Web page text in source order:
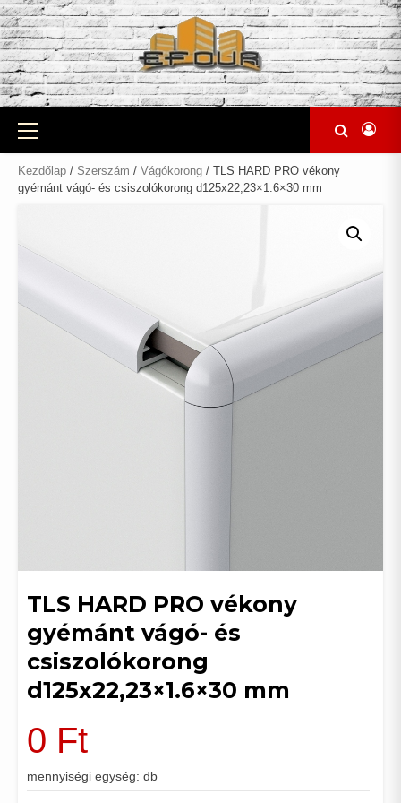
Skip
to
content
Primary
Menu
Kezdőlap / Szerszám / Vágókorong / TLS HARD PRO vékony
gyémánt vágó- és csiszolókorong d125x22,23×1.6×30 mm
TLS HARD PRO vékony
gyémánt vágó- és
csiszolókorong
d125x22,23×1.6×30 mm
0 Ft
mennyiségi egység: db